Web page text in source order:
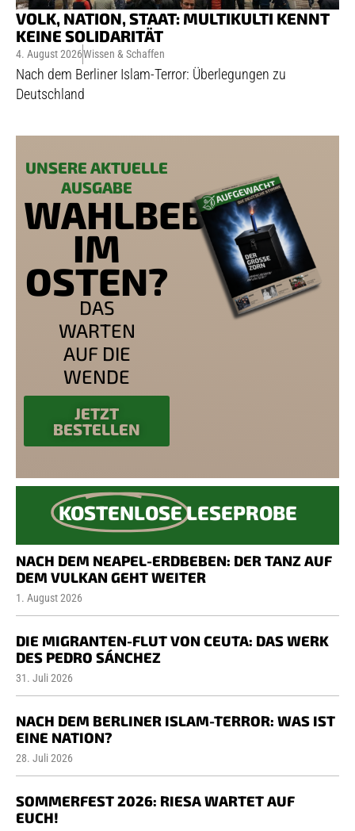
VOLK, NATION, STAAT: MULTIKULTI KENNT
KEINE SOLIDARITÄT
4. August 2026Wissen & Schaffen
Nach dem Berliner Islam-Terror: Überlegungen zu
Deutschland
UNSERE AKTUELLE
AUSGABE
WAHLBEBEN
IM
OSTEN?
DAS
WARTEN
AUF DIE
WENDE
JETZT
BESTELLEN
KOSTENLOSELESEPROBE
NACH DEM NEAPEL-ERDBEBEN: DER TANZ AUF
DEM VULKAN GEHT WEITER
1. August 2026
DIE MIGRANTEN-FLUT VON CEUTA: DAS WERK
DES PEDRO SÁNCHEZ
31. Juli 2026
NACH DEM BERLINER ISLAM-TERROR: WAS IST
EINE NATION?
28. Juli 2026
SOMMERFEST 2026: RIESA WARTET AUF
EUCH!